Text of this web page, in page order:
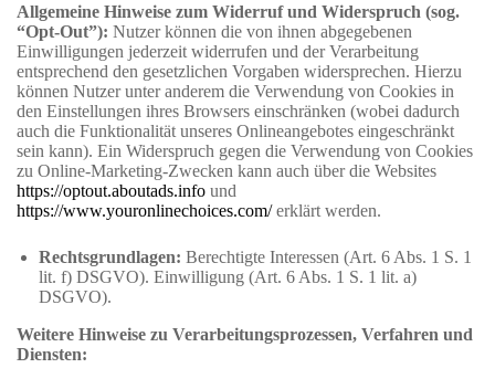
Allgemeine Hinweise zum Widerruf und Widerspruch (sog.
“Opt-Out”): Nutzer können die von ihnen abgegebenen
Einwilligungen jederzeit widerrufen und der Verarbeitung
entsprechend den gesetzlichen Vorgaben widersprechen. Hierzu
können Nutzer unter anderem die Verwendung von Cookies in
den Einstellungen ihres Browsers einschränken (wobei dadurch
auch die Funktionalität unseres Onlineangebotes eingeschränkt
sein kann). Ein Widerspruch gegen die Verwendung von Cookies
zu Online-Marketing-Zwecken kann auch über die Websites
https://optout.aboutads.info und
https://www.youronlinechoices.com/erklärt werden.
Rechtsgrundlagen: Berechtigte Interessen (Art. 6 Abs. 1 S. 1
lit. f) DSGVO). Einwilligung (Art. 6 Abs. 1 S. 1 lit. a)
DSGVO).
Weitere Hinweise zu Verarbeitungsprozessen, Verfahren und
Diensten: